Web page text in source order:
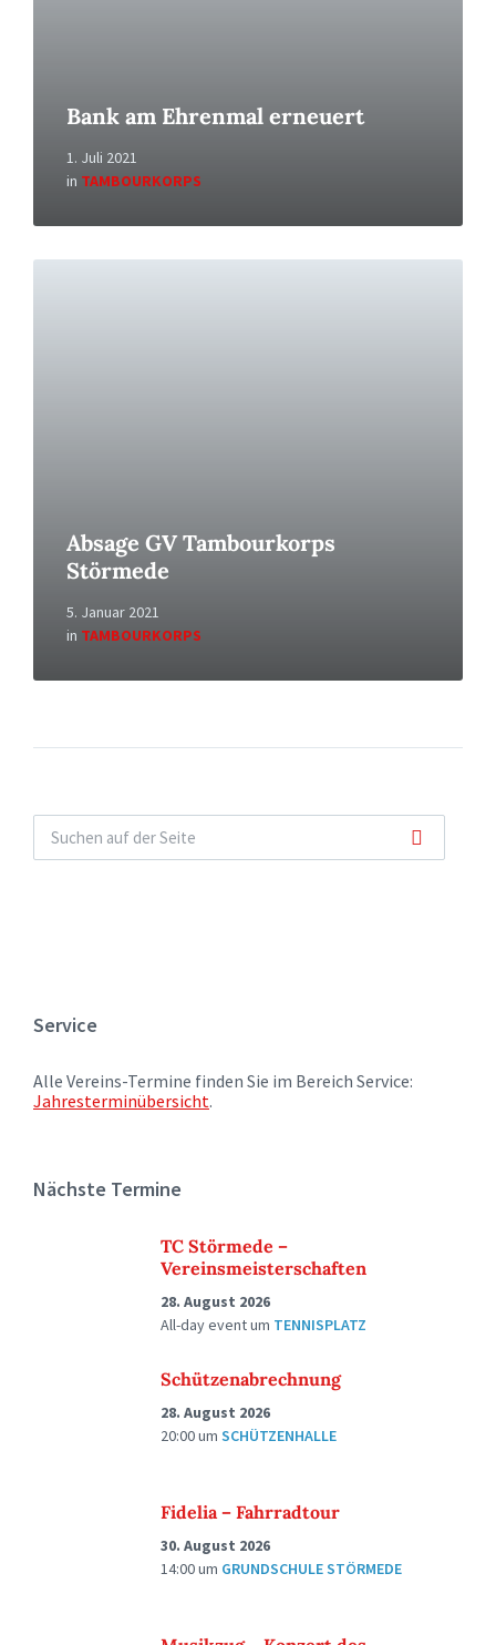
Bank am Ehrenmal erneuert
1. Juli 2021
in TAMBOURKORPS
Absage GV Tambourkorps
Störmede
5. Januar 2021
in TAMBOURKORPS
Service
Alle Vereins-Termine finden Sie im Bereich Service:
Jahresterminübersicht.
Nächste Termine
TC Störmede –
Vereinsmeisterschaften
28. August 2026
All-day eventum TENNISPLATZ
Schützenabrechnung
28. August 2026
20:00um SCHÜTZENHALLE
Fidelia – Fahrradtour
30. August 2026
14:00um GRUNDSCHULE STÖRMEDE